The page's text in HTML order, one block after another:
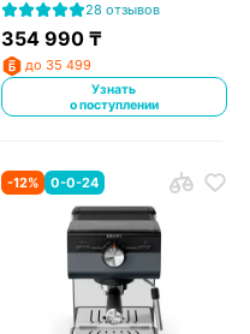
28 отзывов
354 990 ₸
до 35 499
Узнать
о поступлении
-12% 0-0-24